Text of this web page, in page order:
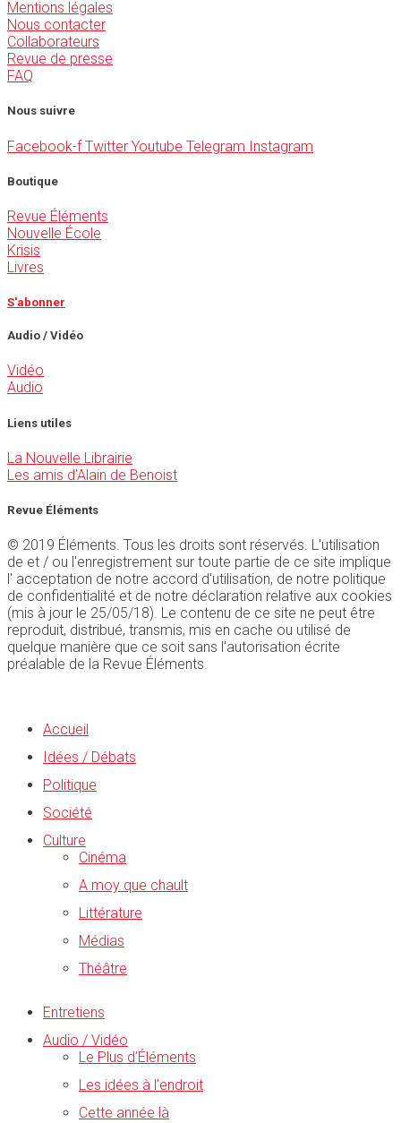
Mentions légales
Nous contacter
Collaborateurs
Revue de presse
FAQ
Nous suivre
Facebook-f Twitter Youtube Telegram Instagram
Boutique
Revue Éléments
Nouvelle École
Krisis
Livres
S'abonner
Audio / Vidéo
Vidéo
Audio
Liens utiles
La Nouvelle Librairie
Les amis d'Alain de Benoist
Revue Éléments
© 2019 Éléments. Tous les droits sont réservés. L'utilisation
de et / ou l'enregistrement sur toute partie de ce site implique
l' acceptation de notre accord d'utilisation, de notre politique
de confidentialité et de notre déclaration relative aux cookies
(mis à jour le 25/05/18). Le contenu de ce site ne peut être
reproduit, distribué, transmis, mis en cache ou utilisé de
quelque manière que ce soit sans l'autorisation écrite
préalable de la Revue Éléments.
Accueil
Idées / Débats
Politique
Société
Culture
Cinéma
A moy que chault
Littérature
Médias
Théâtre
Entretiens
Audio / Vidéo
Le Plus d’Éléments
Les idées à l’endroit
Cette année là